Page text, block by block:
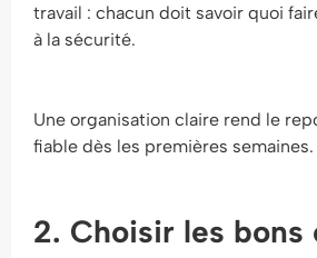
travail : chacun doit savoir quoi
à la sécurité.
Une organisation claire rend le
fiable dès les premières semaines.
2. Choisir les bons